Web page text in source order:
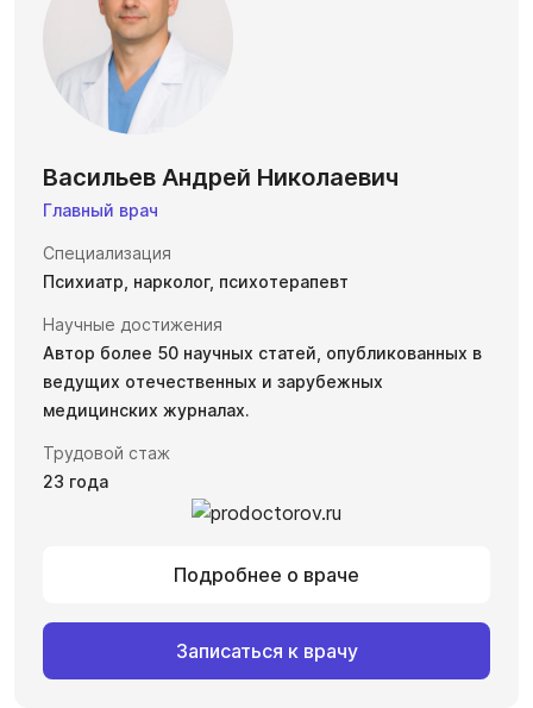
Васильев Андрей Николаевич
Главный врач
Специализация
Психиатр, нарколог, психотерапевт
Научные достижения
Автор более 50 научных статей, опубликованных в
ведущих отечественных и зарубежных
медицинских журналах.
Трудовой стаж
23 года
Подробнее о враче
Записаться к врачу